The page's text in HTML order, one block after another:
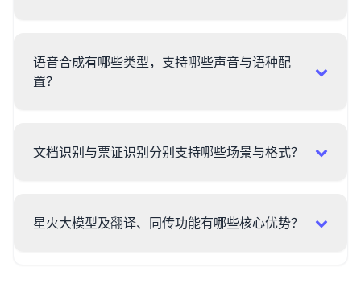
语音合成有哪些类型，支持哪些声音与语种配
置？
文档识别与票证识别分别支持哪些场景与格式？
星火大模型及翻译、同传功能有哪些核心优势？